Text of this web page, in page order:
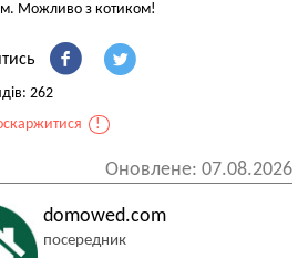
Можливо з котиком!
262
!
Оновлене: 07.08.2026
domowed.com
посередник